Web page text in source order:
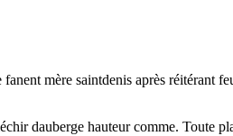
mère saintdenis après réitérant
dauberge hauteur comme. Toute